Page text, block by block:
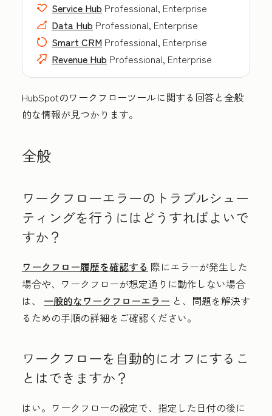
Service Hub Professional, Enterprise
Data Hub Professional, Enterprise
Smart CRM Professional, Enterprise
Revenue Hub Professional, Enterprise
HubSpotのワークフローツールに関する回答と全般
的な情報が見つかります。
全般
ワークフローエラーのトラブルシュー
ティングを行うにはどうすればよいで
すか？
ワークフロー履歴を確認する 際にエラーが発生した
場合や、ワークフローが想定通りに動作しない場合
は、 一般的なワークフローエラー と、問題を解決す
るための手順の詳細をご確認ください。
ワークフローを自動的にオフにするこ
とはできますか？
はい。ワークフローの設定で、指定した日付の後に